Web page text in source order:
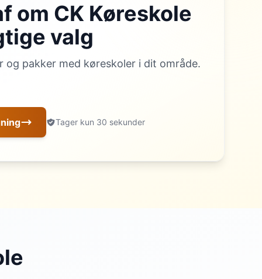
om CK Køreskole
valg
og pakker med køreskoler i dit område.
Tager kun 30 sekunder